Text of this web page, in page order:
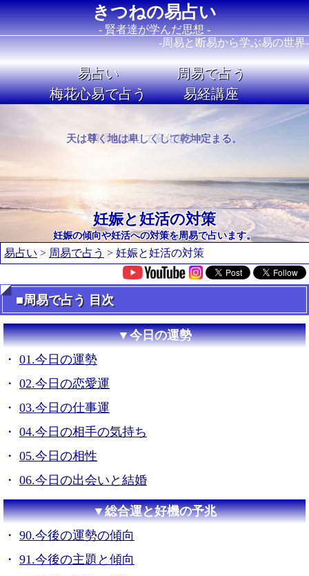
きつねの易占い
- 賢者達が学んだ思想 -
-周易と断易から学ぶ易の世界-
易占い
周易で占う
梅花心易で占う
易経講座
剛柔相推して変化を生ず。
妊娠と妊活の対策
妊娠の傾向や妊活への対策を周易で占います。
易占い > 周易で占う > 妊娠と妊活の対策
■周易で占う 目次
▼今日の運勢
01.今日の運勢
02.今日の恋愛運
03.今日の仕事運
04.今日の相手の気持ち
05.今日の相性
06.今日の出会いと結婚
▼総合運と好機の予兆
90.今後の運勢の傾向
91.今後の主題と傾向